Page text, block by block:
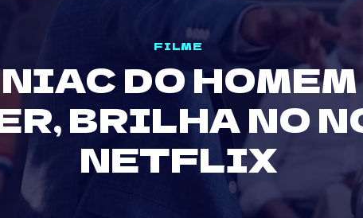
FILME
DO
BRILHA NO
NETFLIX